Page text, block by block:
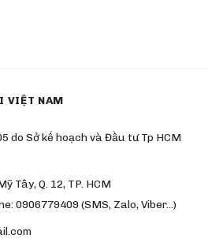
VIỆT NAM
do Sở kế hoạch và Đầu tư Tp HCM
Tây, Q. 12, TP. HCM
0906779409 (SMS, Zalo, Viber…)